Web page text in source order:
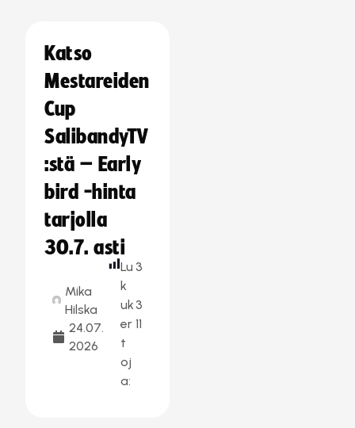
Katso
Mestareiden
Cup
SalibandyTV
:stä – Early
bird -hinta
tarjolla
30.7. asti
Mika
Hilska
24.07.
2026
Lu
k
uk
er
t
oj
a:
3
3
11